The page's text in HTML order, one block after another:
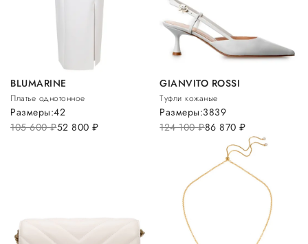
BLUMARINE
Платье однотонное
105 600руб.52 800 руб.
Размеры:42
GIANVITO ROSSI
Туфли кожаные
124 100руб.86 870руб.
Размеры:3839